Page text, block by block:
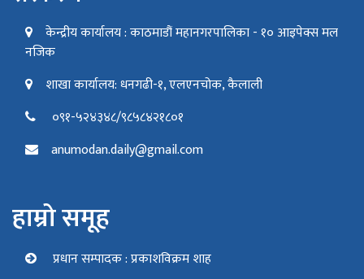
केन्द्रीय कार्यालय : काठमाडौं महानगरपालिका - १० आइपेक्स मल
नजिक
शाखा कार्यालय: धनगढी-१, एलएनचोक, कैलाली
०९१-५२४३४८/९८५८४२१८०१
anumodan.daily@gmail.com
हाम्रो समूह
प्रधान सम्पादक : प्रकाशविक्रम शाह